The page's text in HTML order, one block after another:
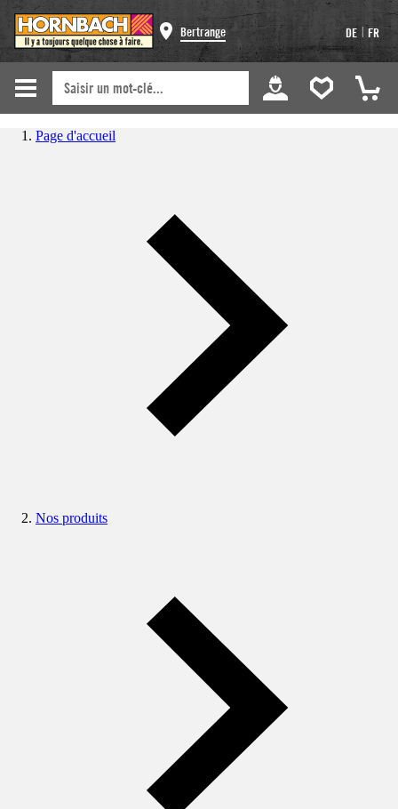
Bertrange DE | FR
Page d'accueil
Nos produits